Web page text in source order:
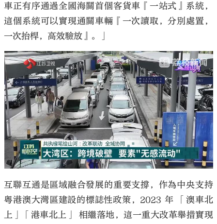
車正有序通過全國海關首個客貨車『一站式』系統，
這個系統可以實現通關車輛『一次讀取，分別處置，
一次抬桿，高效驗放』。」
互聯互通是區域融合發展的重要支撐，作為中央支持
粵港澳大灣區建設的標誌性政策，2023 年 「澳車北
上」「港車北上」 相繼落地，這一重大改革舉措實現